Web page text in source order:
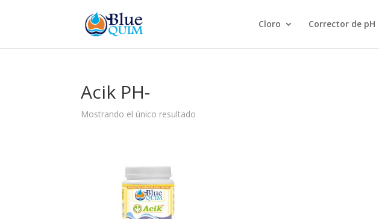
Cloro Corrector de pH
Acik PH-
Mostrando el único resultado